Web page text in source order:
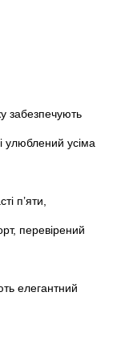
забезпечують
улюблений усіма
п’яти,
перевірений
елегантний